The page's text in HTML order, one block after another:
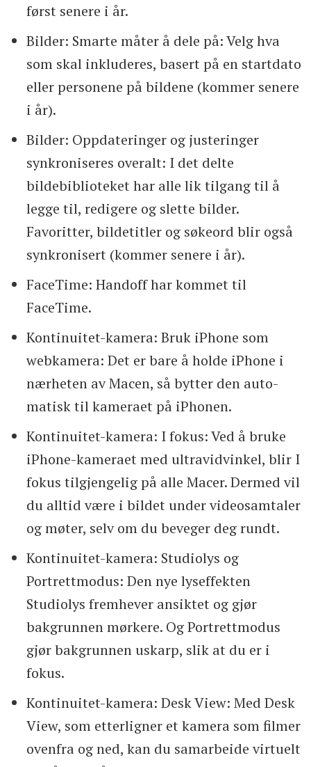
først senere i år.
Bilder: Smarte måter å dele på: Velg hva
som skal inkluderes, basert på en startdato
eller personene på bildene (kommer senere
i år).
Bilder: Oppdateringer og justeringer
synkroniseres overalt: I det delte
bildebiblioteket har alle lik tilgang til å
legge til, redigere og slette bilder.
Favoritter, bildetitler og søkeord blir også
synkronisert (kommer senere i år).
FaceTime: Handoff har kommet til
FaceTime.
Kontinuitet-kamera: Bruk iPhone som
webkamera: Det er bare å holde iPhone i
nærheten av Macen, så bytter den auto­
matisk til kameraet på iPhonen.
Kontinuitet-kamera: I fokus: Ved å bruke
iPhone-kameraet med ultravid­vinkel, blir I
fokus tilgjengelig på alle Macer. Dermed vil
du alltid være i bildet under video­samtaler
og møter, selv om du beveger deg rundt.
Kontinuitet-kamera: Studiolys og
Portrettmodus: Den nye lyseffekten
Studiolys fremhever ansiktet og gjør
bakgrunnen mørkere. Og Portrettmodus
gjør bakgrunnen uskarp, slik at du er i
fokus.
Kontinuitet-kamera: Desk View: Med Desk
View, som etterligner et kamera som filmer
ovenfra og ned, kan du samarbeide virtuelt